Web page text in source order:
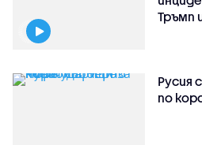
Тръмп
Русия
по